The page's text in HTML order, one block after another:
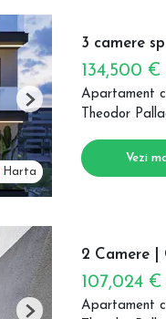
Harta
Next
3 camere
134,500 €
Apartament
Theodor
Vezi
2 Camere |
107,024 €
Apartament